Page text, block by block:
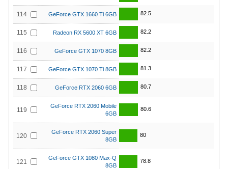
114 GeForce GTX 1660 Ti 6GB 82.5
115 Radeon RX 5600 XT 6GB 82.2
116 GeForce GTX 1070 8GB 82.2
117 GeForce GTX 1070 Ti 8GB 81.3
118 GeForce RTX 2060 6GB 80.7
119
GeForce RTX 2060 Mobile
6GB
80.6
120
GeForce RTX 2060 Super
8GB
80
121
GeForce GTX 1080 Max-Q
8GB
78.8